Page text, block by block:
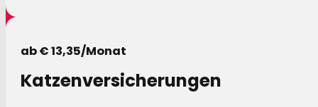
ab € 13,35/Monat
Katzenversicherungen